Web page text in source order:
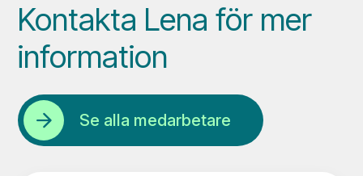
Kontakta Lena för mer
information
Se alla medarbetare